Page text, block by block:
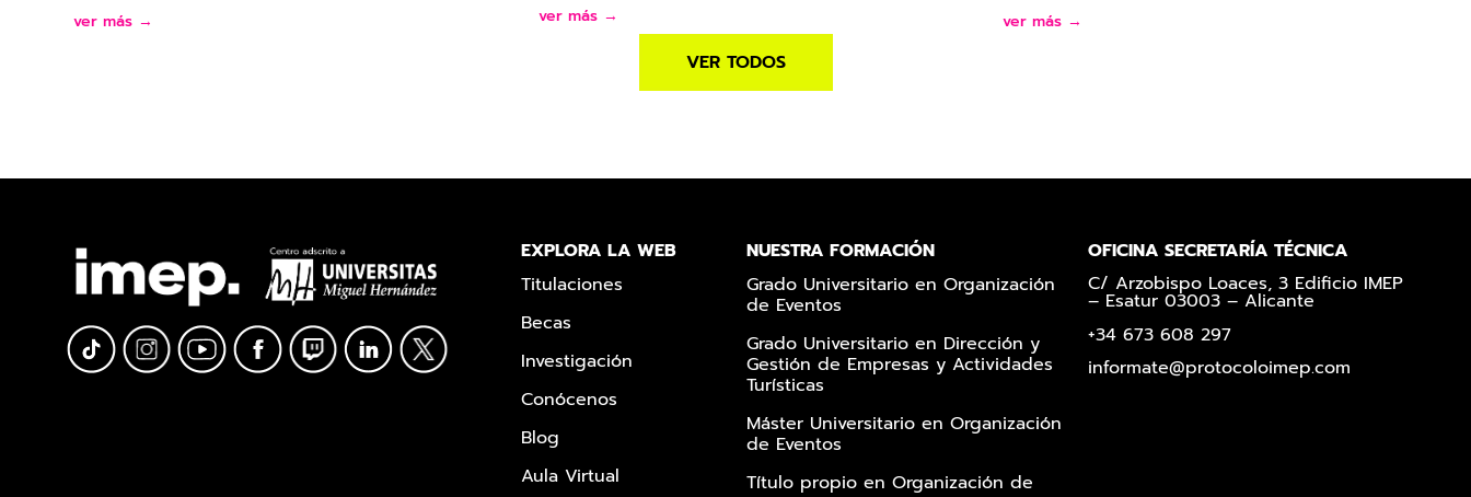
ver más → ver más → ver más →
VER TODOS
EXPLORA LA WEB
Titulaciones
Becas
Investigación
Conócenos
Blog
Aula Virtual
NUESTRA FORMACIÓN
Grado Universitario en Organización
de Eventos
Grado Universitario en Dirección y
Gestión de Empresas y Actividades
Turísticas
Máster Universitario en Organización
de Eventos
Título propio en Organización de
OFICINA SECRETARÍA TÉCNICA
C/ Arzobispo Loaces, 3 Edificio IMEP
– Esatur 03003 – Alicante
+34 673 608 297
informate@protocoloimep.com